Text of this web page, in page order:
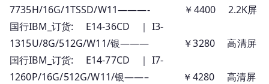
7735H/16G/1TSSD/W11———- ￥4400 2.2K屏
国行IBM_订货: E14-36CD ｜ I3-
1315U/8G/512G/W11/银——— ￥3280 高清屏
国行IBM_订货: E14-77CD ｜ I7-
1260P/16G/512G/W11/银——– ￥4280 高清屏